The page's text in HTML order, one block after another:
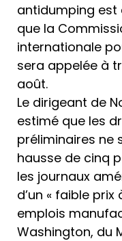
antidumping est
que la
internationale
sera appelée à
août.
Le dirigeant de
estimé que les
préliminaires ne
hausse de cinq
les journaux
d’un « faible
emplois
Washington, du